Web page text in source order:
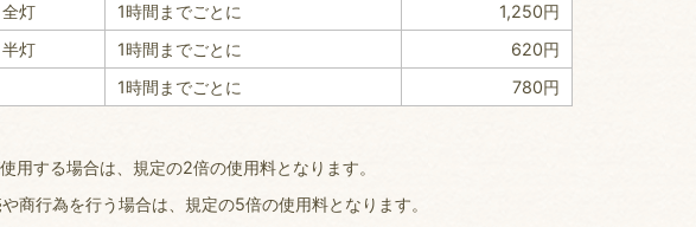
全灯 1時間までごとに
1,250円
半灯
1時間までごとに
620円
1時間までごとに 780円
用する場合は、規定の2倍の使用料となります。
商行為を行う場合は、規定の5倍の使用料となります。